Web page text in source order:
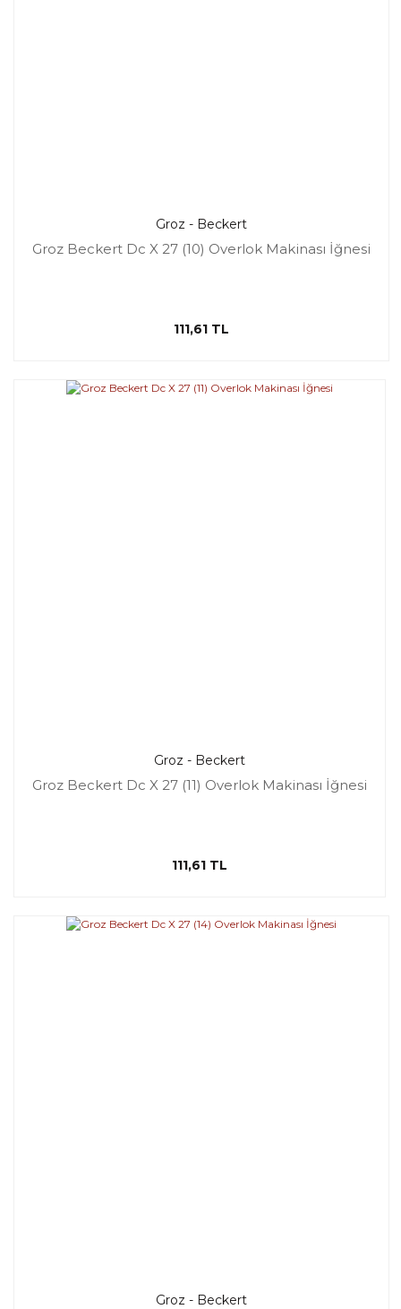
Groz - Beckert
Groz Beckert Dc X 27 (10) Overlok Makinası İğnesi
111,61 TL
Groz - Beckert
Groz Beckert Dc X 27 (11) Overlok Makinası İğnesi
111,61 TL
Groz - Beckert